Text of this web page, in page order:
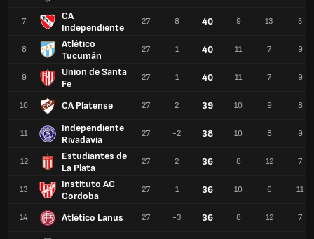
7
CA
Independiente
8
Atlético
Tucumán
9
Union de Santa
Fe
10 CA Platense
11
Independiente
Rivadavia
12
Estudiantes de
La Plata
13
Instituto AC
Cordoba
14 Atlético Lanus
27 8 40 9 13 5
27 1 40 11 7 9
27 1 40 11 7 9
27 2 39 10 9 8
27 -2 38 10 8 9
27 2 36 8 12 7
27 1 36 10 6 11
27 -3 36 8 12 7